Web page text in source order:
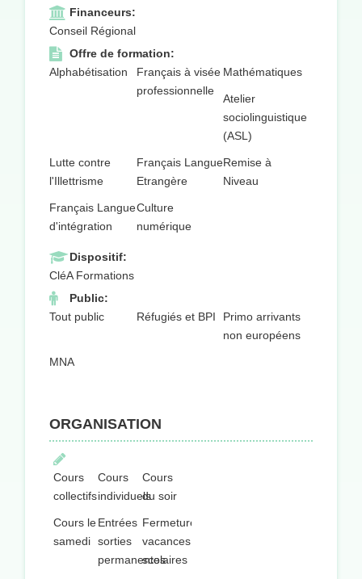
Financeurs:
Conseil Régional
Offre de formation:
Alphabétisation
Français à visée
professionnelle
Mathématiques
Atelier
sociolinguistique
(ASL)
Lutte contre
l'Illettrisme
Français Langue
Etrangère
Remise à
Niveau
Français Langue
d'intégration
Culture
numérique
Dispositif:
CléA Formations
Public:
Tout public
Réfugiés et BPI
Primo arrivants
non européens
MNA
ORGANISATION
Cours
collectifs
Cours
individuels
Cours
du soir
Cours le
samedi
Entrées
sorties
permanentes
Fermeture
vacances
scolaires